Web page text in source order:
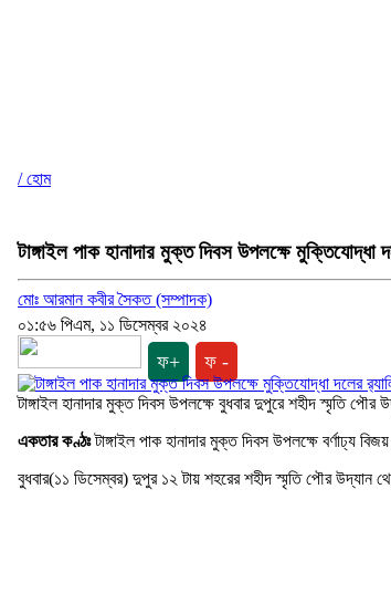
/ হোম
টাঙ্গাইল পাক হানাদার মুক্ত দিবস উপলক্ষে মুক্তিযোদ্ধা
মোঃ আরমান কবীর সৈকত (সম্পাদক)
০১:৫৬ পিএম, ১১ ডিসেম্বর ২০২৪
ফ+ ফ -
টাঙ্গাইল হানাদার মুক্ত দিবস উপলক্ষে বুধবার দুপুরে শহীদ স্মৃতি পৌর
একতার কণ্ঠঃটাঙ্গাইল পাক হানাদার মুক্ত দিবস উপলক্ষে বর্ণাঢ্য
বুধবার(১১ ডিসেম্বর) দুপুর ১২ টায় শহরের শহীদ স্মৃতি পৌর উদ্যান